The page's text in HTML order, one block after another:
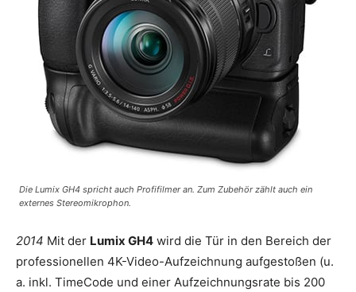
Die Lumix GH4 spricht auch Profifilmer an. Zum Zubehör zählt auch ein
externes Stereomikrophon.
2014 Mit der Lumix GH4 wird die Tür in den Bereich der
professionellen 4K-Video-Aufzeichnung aufgestoßen (u.
a. inkl. TimeCode und einer Aufzeichnungsrate bis 200